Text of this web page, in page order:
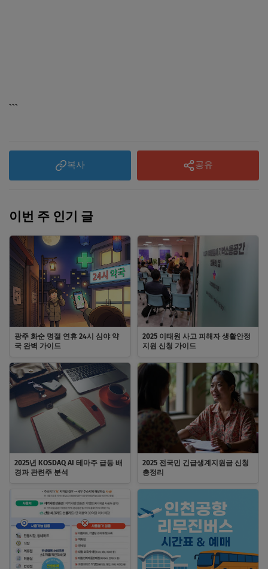
```
복사 공유
이번 주 인기 글
광주 화순 명절 연휴 24시 심야 약
국 완벽 가이드
2025 이태원 사고 피해자 생활안정
지원 신청 가이드
2025년 KOSDAQ AI 테마주 급등 배
경과 관련주 분석
2025 전국민 긴급생계지원금 신청
총정리